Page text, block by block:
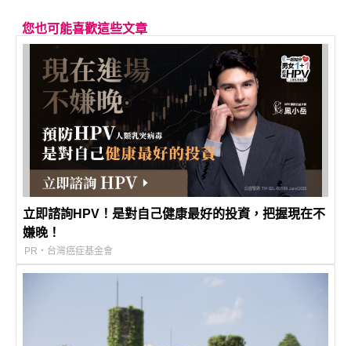
您也可能喜歡這些文章
立即諮詢HPV！是對自己健康最好的投資，把握現在不
嫌晚！
PR・台灣癌症基金會